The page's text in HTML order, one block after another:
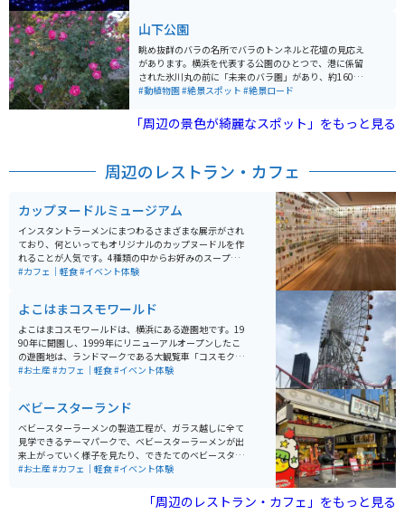
ります。駐車場完備のためアクセスは非常に良いです。
バイクの場合は駐輪場が無料です。
山下公園
眺め抜群のバラの名所でバラのトンネルと花壇の見応え
があります。横浜を代表する公園のひとつで、港に係留
された氷川丸の前に「未来のバラ園」があり、約160種
1,900株ものバラが植えられています。 約7万㎡の広々と
ジを眺めながら、ゆったりと散策を楽しめます。冬にイ
ルミネーションを主体とした光の演出は幻想的です。
#動植物園#絶景スポット #絶景ロード
「周辺の景色が綺麗なスポット」をもっと見る
周辺のレストラン・カフェ
カップヌードルミュージアム
インスタントラーメンにまつわるさまざまな展示がされ
ており、何といってもオリジナルのカップヌードルを作
れることが人気です。4種類の中からお好みのスープと、
12種類の具材の中から4つのトッピングを選べ、お持ち
生産工程を体感できるアスレチック施設もあり、様々な
体験ができます。
#カフェ｜軽食#イベント体験
よこはまコスモワールド
よこはまコスモワールドは、横浜にある遊園地です。19
90年に開園し、1999年にリニューアルオープンしたこ
の遊園地は、ランドマークである大観覧車「コスモクロ
ック21」で有名です。観覧車からは横浜の夜景を楽しむ
イダーなど、アトラクションが豊富に揃っています。料
金は入園無料で、各アトラクションごとにチケットを購
入する方式なので、自分の好みに合わせて楽しむことが
できます。
#お土産#カフェ｜軽食#イベント体験
ベビースターランド
ベビースターラーメンの製造工程が、ガラス越しに全て
見学できるテーマパークで、ベビースターラーメンが出
来上がっていく様子を見たり、できたてのベビースター
を食べたり、オリジナルグッズを購入したりとベビース
みおやつカンパニーの商品だけではなく、ここでしか手
に入らない限定お菓子なども販売されています。
#お土産#カフェ｜軽食#イベント体験
「周辺のレストラン・カフェ」をもっと見る